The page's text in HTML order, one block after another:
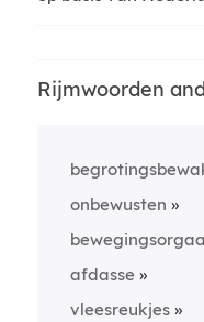
Rijmwoorden
onbewusten
afdasse
vleesreukjes